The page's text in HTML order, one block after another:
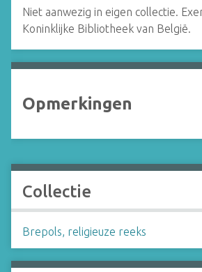
Niet aanwezig in eigen collectie.
Koninklijke Bibliotheek van België.
Opmerkingen
Collectie
Brepols, religieuze reeks